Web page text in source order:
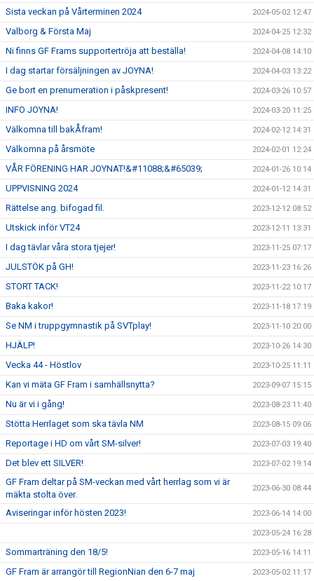
Sista veckan på Vårterminen 2024 2024-05-02 12:47
Valborg & Första Maj 2024-04-25 12:32
Ni finns GF Frams supportertröja att beställa! 2024-04-08 14:10
I dag startar försäljningen av JOYNA! 2024-04-03 13:22
Ge bort en prenumeration i påskpresent! 2024-03-26 10:57
INFO JOYNA! 2024-03-20 11:25
Välkomna till bakÅfram! 2024-02-12 14:31
Välkomna på årsmöte 2024-02-01 12:24
VÅR FÖRENING HAR JOYNAT!&#11088;&#65039; 2024-01-26 10:14
UPPVISNING 2024 2024-01-12 14:31
Rättelse ang. bifogad fil. 2023-12-12 08:52
Utskick inför VT24 2023-12-11 13:31
I dag tävlar våra stora tjejer! 2023-11-25 07:17
JULSTÖK på GH! 2023-11-23 16:26
STORT TACK! 2023-11-22 10:17
Baka kakor! 2023-11-18 17:19
Se NM i truppgymnastik på SVTplay! 2023-11-10 20:00
HJÄLP! 2023-10-26 14:30
Vecka 44 - Höstlov 2023-10-25 11:11
Kan vi mäta GF Fram i samhällsnytta? 2023-09-07 15:15
Nu är vi i gång! 2023-08-23 11:40
Stötta Herrlaget som ska tävla NM 2023-08-15 09:06
Reportage i HD om vårt SM-silver! 2023-07-03 19:40
Det blev ett SILVER! 2023-07-02 19:14
GF Fram deltar på SM-veckan med vårt herrlag som vi är
mäkta stolta över.
2023-06-30 08:44
Aviseringar inför hösten 2023! 2023-06-14 14:00
2023-05-24 16:28
Sommarträning den 18/5! 2023-05-16 14:11
GF Fram är arrangör till RegionNian den 6-7 maj 2023-05-02 11:17